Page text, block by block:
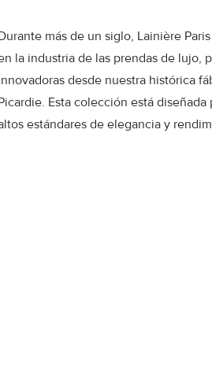
más de un siglo, Lainière
la industria de las prendas de lujo,
desde nuestra histórica
Esta colección está
estándares de elegancia y